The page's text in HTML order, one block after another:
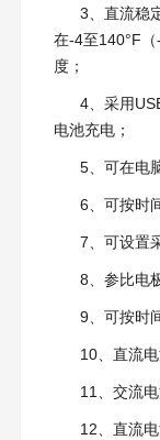
3、直流稳
在-4至140°F
度；
4、采用
电池充电；
5、可在电
6、可按时
7、可设置
8、参比电
9、可按时
10、直流
11、交流
12、直流